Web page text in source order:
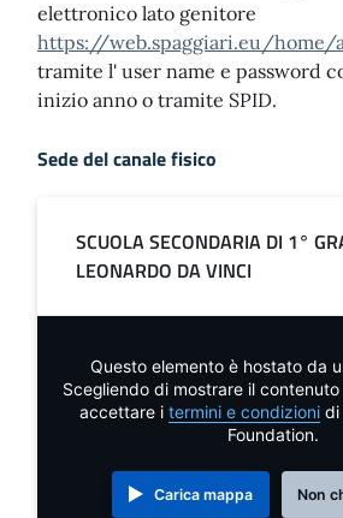
elettronico lato genitore
https://web.spaggiari.eu/
tramite l' user name e password
inizio anno o tramite SPID.
Sede del canale fisico
SCUOLA SECONDARIA DI 1°
LEONARDO DA VINCI
Questo elemento è hostato da
Scegliendo di mostrare il
accettare i termini e condizionidi
Foundation.
Carica mappa Non